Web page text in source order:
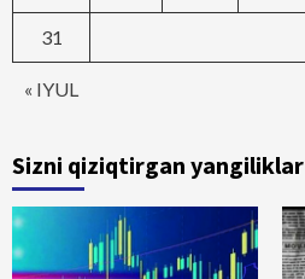
« IYUL
31
Sizni qiziqtirgan yangiliklar